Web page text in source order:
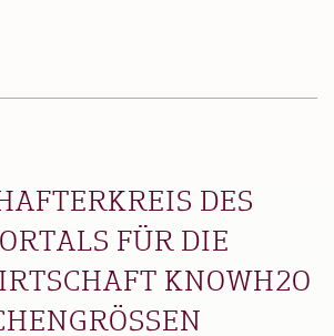
DES
FÜR DIE
KNOWH2O
E